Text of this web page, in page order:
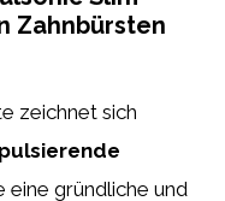
Zahnbürsten
zeichnet sich
eine gründliche und